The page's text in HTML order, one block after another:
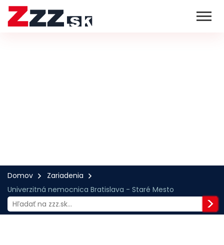
Domov
Zariadenia
Univerzitná nemocnica Bratislava - Staré Mesto